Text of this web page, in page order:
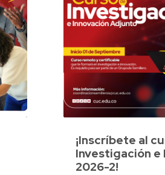
¡Inscríbete al
Investigación e
2026-2!